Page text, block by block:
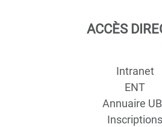
ACCÈS
Intranet
ENT
Annuaire
Inscriptions